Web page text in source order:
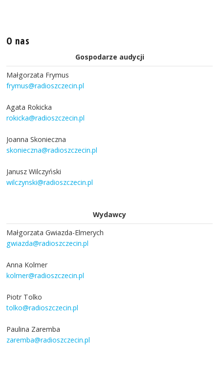
O nas
Gospodarze audycji
Małgorzata Frymus
frymus@radioszczecin.pl
Agata Rokicka
rokicka@radioszczecin.pl
Joanna Skonieczna
skonieczna@radioszczecin.pl
Janusz Wilczyński
wilczynski@radioszczecin.pl
Wydawcy
Małgorzata Gwiazda-Elmerych
gwiazda@radioszczecin.pl
Anna Kolmer
kolmer@radioszczecin.pl
Piotr Tolko
tolko@radioszczecin.pl
Paulina Zaremba
zaremba@radioszczecin.pl